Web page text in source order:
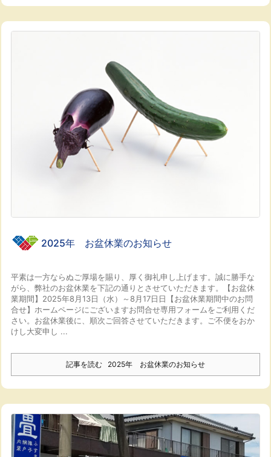
2025年 お盆休業のお知らせ
平素は一方ならぬご厚場を賜り、厚く御礼申し上げます。 誠に勝手な
がら、弊社のお盆休業を下記の通りとさせていただきます。
【お盆休
業期間】2025年8月13日（水）～8月17日日
【お盆休業期間中のお問
合せ】 ホームページにございますお問合せ専用フォームをご利用くだ
さい。 お盆休業後に、順次ご回答させていただきます。 ご不便をおか
けし大変申し ...
記事を読む 2025年 お盆休業のお知らせ